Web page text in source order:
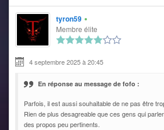
tyron59
Membre élite
4 septembre 2025 à 20:45
En réponse au message de fofo :
Parfois, il est aussi souhaitable de ne pas être
Rien de plus desagreable que ces gens qui
des propos peu pertinents.